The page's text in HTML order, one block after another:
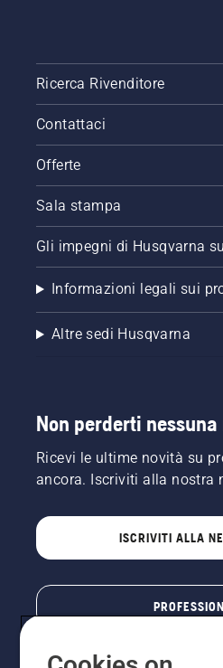
Ricerca Rivenditore
Contattaci
Offerte
Sala stampa
Gli impegni di Husqvarna
Informazioni legali sui
Altre sedi Husqvarna
Non perderti
Ricevi le ultime novità su
ancora. Iscriviti alla nostra
ISCRIVITI ALLA